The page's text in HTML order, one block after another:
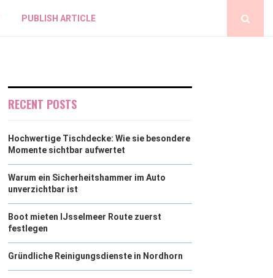
PUBLISH ARTICLE
RECENT POSTS
Hochwertige Tischdecke: Wie sie besondere
Momente sichtbar aufwertet
Warum ein Sicherheitshammer im Auto
unverzichtbar ist
Boot mieten IJsselmeer Route zuerst
festlegen
Gründliche Reinigungsdienste in Nordhorn